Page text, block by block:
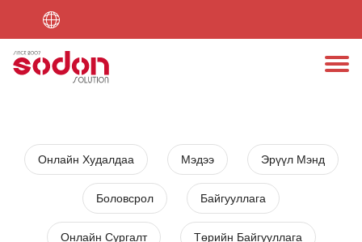
Онлайн Худалдаа Мэдээ Эрүүл Мэнд
Боловсрол Байгууллага
Онлайн Сургалт Төрийн Байгууллага